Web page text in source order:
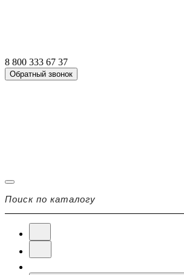
8 800 333 67 37
Обратный звонок